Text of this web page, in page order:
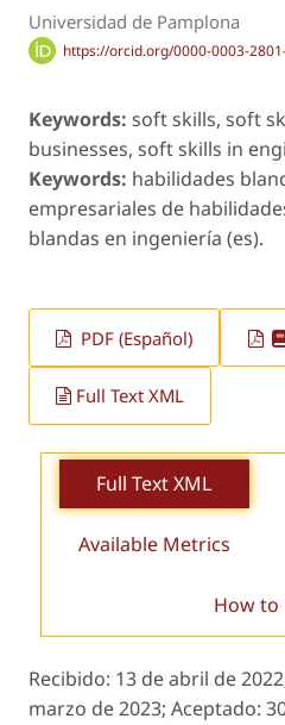
Universidad de Pamplona
https://orcid.org/0000-0003-
Keywords: soft skills, soft
businesses, soft skills in
Keywords: habilidades
empresariales de
blandas en ingeniería (es).
PDF (Español)
Full Text XML
Full Text XML
Available Metrics
How to
Recibido: 13 de abril de
marzo de 2023; Aceptado: